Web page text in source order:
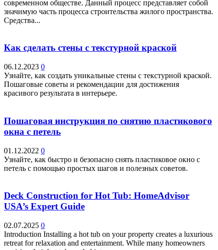
современном обществе. Данный процесс представляет собой
значимую часть процесса строительства жилого пространства.
Средства...
Как сделать стены с текстурной краской
06.12.2023 0
Узнайте, как создать уникальные стены с текстурной краской.
Пошаговые советы и рекомендации для достижения
красивого результата в интерьере.
Пошаговая инструкция по снятию пластикового
окна с петель
01.12.2022 0
Узнайте, как быстро и безопасно снять пластиковое окно с
петель с помощью простых шагов и полезных советов.
Deck Construction for Hot Tub: HomeAdvisor
USA’s Expert Guide
02.07.2025 0
Introduction Installing a hot tub on your property creates a luxurious
retreat for relaxation and entertainment. While many homeowners